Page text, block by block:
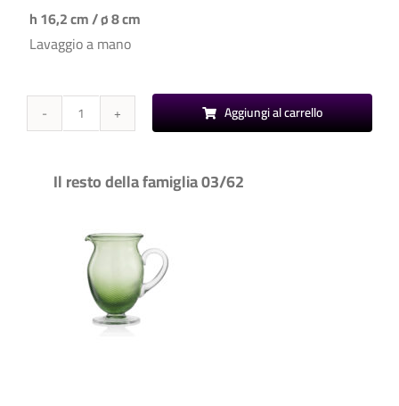
h 16,2 cm / ø 8 cm
Lavaggio a mano
03/62
Bicchieri
Aggiungi al carrello
Il resto della famiglia 03/62